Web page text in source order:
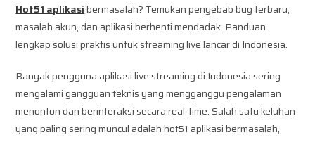
Hot51 aplikasibermasalah? Temukan penyebab bug terbaru,
masalah akun, dan aplikasi berhenti mendadak. Panduan
lengkap solusi praktis untuk streaming live lancar di Indonesia.
Banyak pengguna aplikasi live streaming di Indonesia sering
mengalami gangguan teknis yang mengganggu pengalaman
menonton dan berinteraksi secara real-time. Salah satu keluhan
yang paling sering muncul adalah hot51 aplikasi bermasalah,